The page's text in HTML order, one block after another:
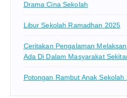
Drama Cina Sekolah
Libur Sekolah Ramadhan 2025
Ceritakan Pengalaman
Ada Di Dalam Masyarakat
Potongan Rambut Anak Sekolah